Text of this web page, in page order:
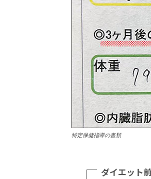
特定保健指導の書類
ダイエット